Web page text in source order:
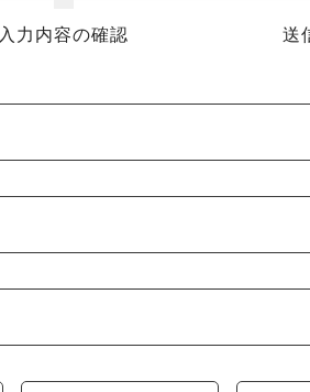
入力内容の確認 送